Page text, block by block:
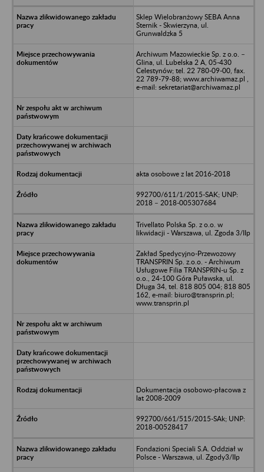
Sklep Wielobranżowy SEBA Anna
Sternik - Skwierzyna, ul.
Grunwaldzka 5
Archiwum Mazowieckie Sp. z o.o. –
Glina, ul. Lubelska 2 A, 05-430
Celestynów; tel. 22 780-09-00, fax.
22 789-79-88; www.archiwamaz.pl ,
e-mail: sekretariat@archiwamaz.pl
akta osobowe z lat 2016-2018
992700/611/1/2015-SAK; UNP:
2018 – 2018-005307684
Trivellato Polska Sp. z o.o. w
likwidacji - Warszawa, ul. Zgoda 3/IIp
Zakład Spedycyjno-Przewozowy
TRANSPRIN Sp. z.o.o. - Archiwum
Usługowe Filia TRANSPRIN-u Sp. z
o.o., 24-100 Góra Puławska, ul.
Długa 34, tel. 818 805 004; 818 805
162, e-mail: biuro@transprin.pl;
www.transprin.pl
Dokumentacja osobowo-płacowa z
lat 2008-2009
992700/661/515/2015-SAk; UNP:
2018-00528417
Fondazioni Speciali S.A. Oddział w
Polsce - Warszawa, ul. Zgody3/IIp